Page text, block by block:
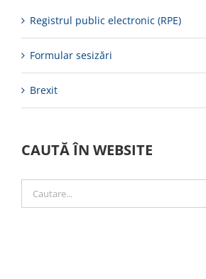
Registrul public electronic (RPE)
Formular sesizări
Brexit
CAUTĂ ÎN WEBSITE
Cautare...